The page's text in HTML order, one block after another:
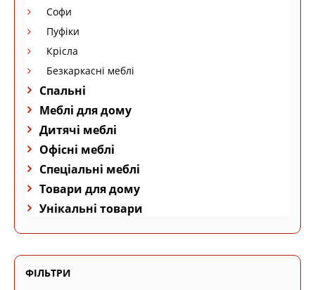
Софи
Пуфіки
Крісла
Безкаркасні меблі
Спальні
Меблі для дому
Дитячі меблі
Офісні меблі
Спеціальні меблі
Товари для дому
Унікальні товари
ФІЛЬТРИ